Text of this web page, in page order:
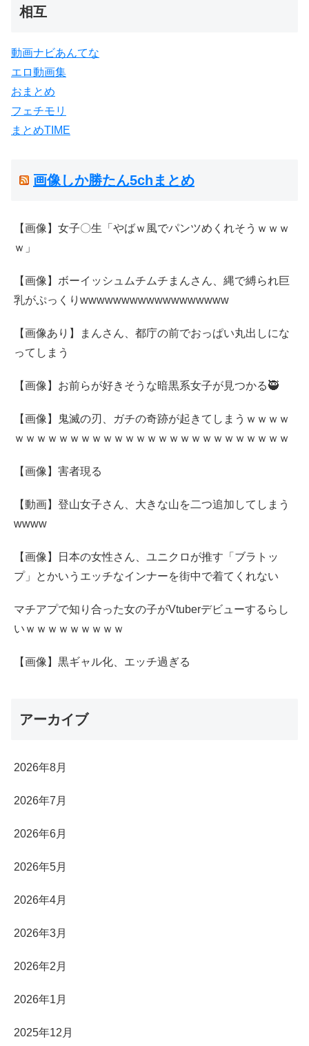
相互
動画ナビあんてな
エロ動画集
おまとめ
フェチモリ
まとめTIME
画像しか勝たん5chまとめ
【画像】女子〇生「やばｗ風でパンツめくれそうｗｗｗ
ｗ」
【画像】ボーイッシュムチムチまんさん、縄で縛られ巨
乳がぷっくりwwwwwwwwwwwwwwwwww
【画像あり】まんさん、都庁の前でおっぱい丸出しにな
ってしまう
【画像】お前らが好きそうな暗黒系女子が見つかる🥷
【画像】鬼滅の刃、ガチの奇跡が起きてしまうｗｗｗｗ
ｗｗｗｗｗｗｗｗｗｗｗｗｗｗｗｗｗｗｗｗｗｗｗｗｗ
【画像】害者現る
【動画】登山女子さん、大きな山を二つ追加してしまう
wwww
【画像】日本の女性さん、ユニクロが推す「ブラトッ
プ」とかいうエッチなインナーを街中で着てくれない
マチアプで知り合った女の子がVtuberデビューするらし
いｗｗｗｗｗｗｗｗｗ
【画像】黒ギャル化、エッチ過ぎる
アーカイブ
2026年8月
2026年7月
2026年6月
2026年5月
2026年4月
2026年3月
2026年2月
2026年1月
2025年12月